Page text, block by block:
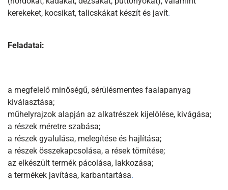
kerekeket, kocsikat, talicskákat készít és javít.
Feladatai:
a megfelelő minőségű, sérülésmentes faalapanyag
kiválasztása;
műhelyrajzok alapján az alkatrészek kijelölése, kivágása;
a részek méretre szabása;
a részek gyalulása, melegítése és hajlítása;
a részek összekapcsolása, a rések tömítése;
az elkészült termék pácolása, lakkozása;
a termékek javítása, karbantartása.